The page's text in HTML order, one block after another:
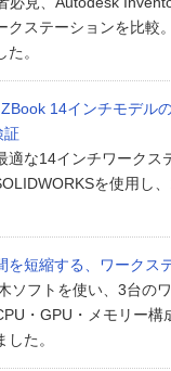
クステーションを比較
。
14インチモデル
証
適な14インチワークス
を使用し
を短縮する、ワークス
ソフトを使い、3台の
・GPU・メモリー構
た。